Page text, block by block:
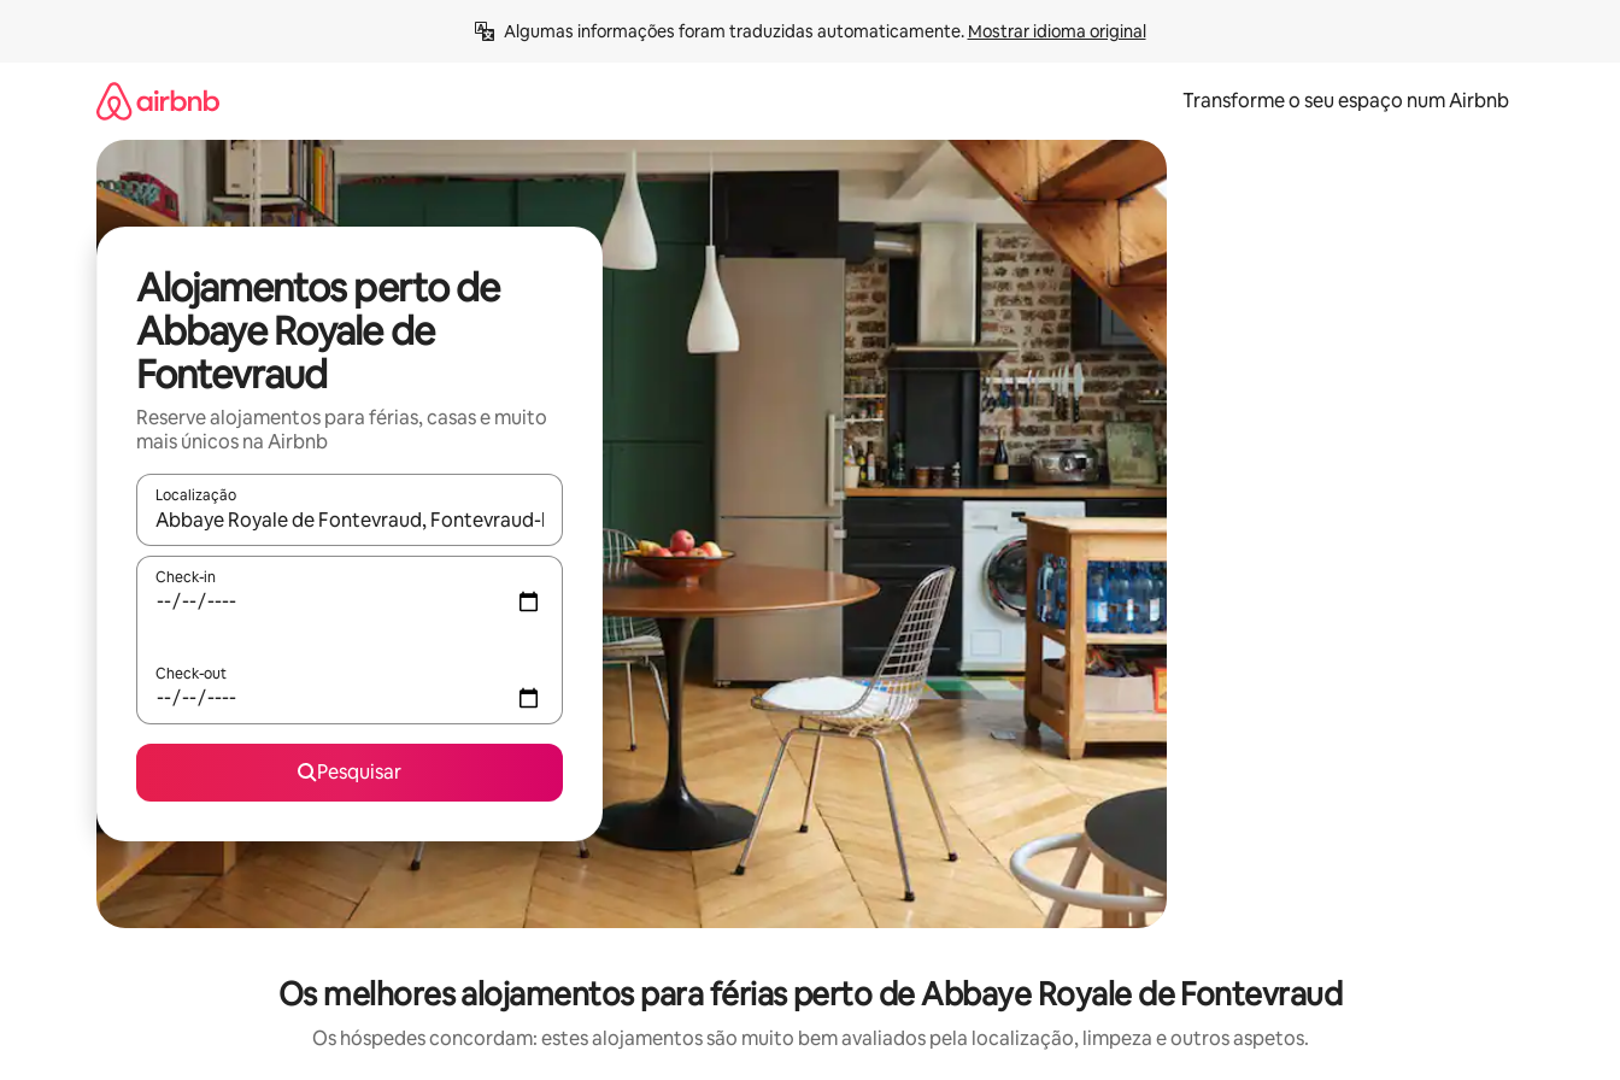
Algumas informações foram traduzidas automaticamente. Mostrar idioma original
Transforme o seu espaço num Airbnb
Alojamentos perto de
Abbaye Royale de
Fontevraud
Reserve alojamentos para férias, casas e muito
mais únicos na Airbnb
Localização
Quando os resultados estiverem disponíveis, navegue com as teclas de seta para cima e para baixo ou explore com gestos de toque ou deslize.
Check-in
Check-out
Pesquisar
Os melhores alojamentos para férias perto de Abbaye Royale de Fontevraud
Os hóspedes concordam: estes alojamentos são muito bem avaliados pela localização, limpeza e outros aspetos.